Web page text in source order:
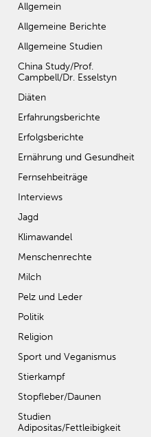
Allgemein
Allgemeine Berichte
Allgemeine Studien
China Study/Prof.
Campbell/Dr. Esselstyn
Diäten
Erfahrungsberichte
Erfolgsberichte
Ernährung und Gesundheit
Fernsehbeiträge
Interviews
Jagd
Klimawandel
Menschenrechte
Milch
Pelz und Leder
Politik
Religion
Sport und Veganismus
Stierkampf
Stopfleber/Daunen
Studien
Adipositas/Fettleibigkeit